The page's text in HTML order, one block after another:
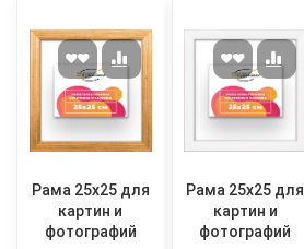
Рама 25x25 для
картин и
фотографий
Рама 25x25 для
картин и
фотографий